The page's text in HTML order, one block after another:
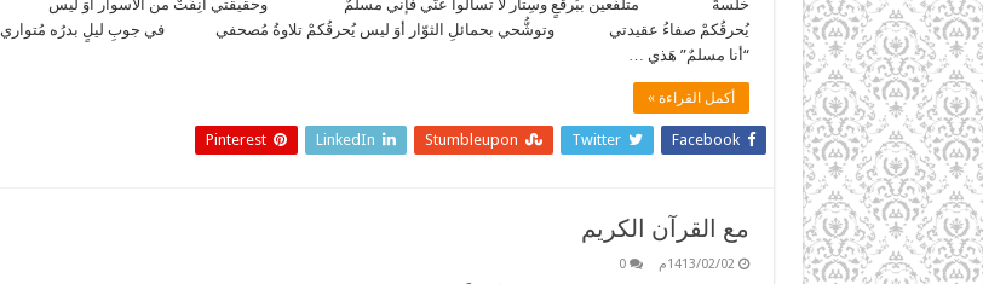
خلسةً متلفّعين ببُرقعٍ وسِتار لا تسألوا عنّي فإني مسلمٌ وحقيقتي أنِفَتْ من الأسوار أوَ ليس
يُحرقُكمْ صفاءُ عقيدتي وتوشُّحي بحمائلِ الثوّار أوَ ليس يُحرقُكمْ تلاوةُ مُصحفي في جوبِ ليلٍ بدرُه مُتواري
“أنا مسلمٌ” هَذي …
أكمل القراءة »
Facebook
Twitter
Stumbleupon
LinkedIn
Pinterest
مع القرآن الكريم
1413/02/02م 0